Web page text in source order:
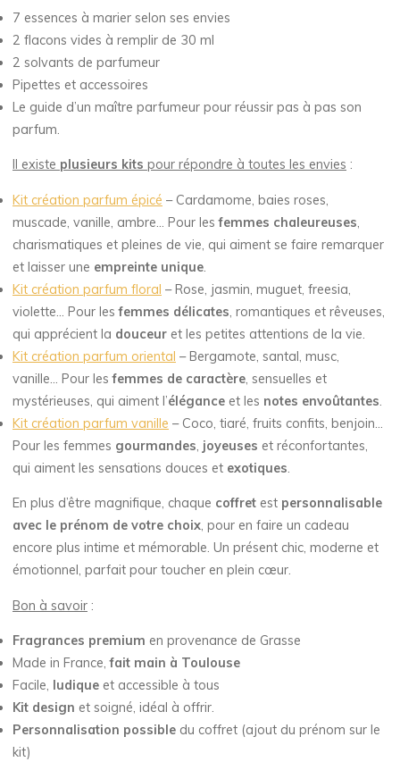
7 essences à marier selon ses envies
2 flacons vides à remplir de 30 ml
2 solvants de parfumeur
Pipettes et accessoires
Le guide d’un maître parfumeur pour réussir pas à pas son
parfum.
Il existe plusieurs kits pour répondre à toutes les envies :
Kit création parfum épicé – Cardamome, baies roses,
muscade, vanille, ambre… Pour les femmes chaleureuses,
charismatiques et pleines de vie, qui aiment se faire remarquer
et laisser une empreinte unique.
Kit création parfum floral – Rose, jasmin, muguet, freesia,
violette… Pour lesfemmes délicates, romantiques et rêveuses,
qui apprécient la douceur et les petites attentions de la vie.
Kit création parfum oriental – Bergamote, santal, musc,
vanille… Pour les femmes de caractère, sensuelles et
mystérieuses, qui aiment l’élégance et les notes envoûtantes.
Kit création parfum vanille – Coco, tiaré, fruits confits, benjoin…
Pour les femmes gourmandes, joyeuses et réconfortantes,
qui aiment les sensations douces et exotiques.
En plus d’être magnifique, chaque coffret est personnalisable
avec le prénom de votre choix, pour en faire un cadeau
encore plus intime et mémorable. Un présent chic, moderne et
émotionnel, parfait pour toucher en plein cœur.
Bon à savoir :
Fragrances premium en provenance de Grasse
Made in France,fait main à Toulouse
Facile, ludique et accessible à tous
Kit design et soigné, idéal à offrir.
Personnalisation possible du coffret (ajout du prénom sur le
kit)